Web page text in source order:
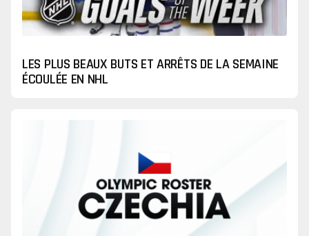
LES PLUS BEAUX BUTS ET ARRÊTS DE LA SEMAINE
ÉCOULÉE EN NHL